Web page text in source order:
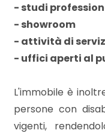
- studi
- showroom
- attività di
- uffici aperti al
L'immobile è
persone con
vigenti,
Qualsiasi
1
2
3